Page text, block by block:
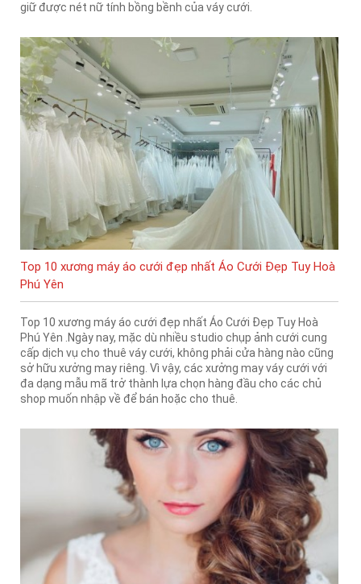
giữ được nét nữ tính bồng bềnh của váy cưới.
Top 10 xương máy áo cưới đẹp nhất Áo Cưới Đẹp Tuy Hoà
Phú Yên
Top 10 xương máy áo cưới đẹp nhất Áo Cưới Đẹp Tuy Hoà
Phú Yên .Ngày nay, mặc dù nhiều studio chụp ảnh cưới cung
cấp dịch vụ cho thuê váy cưới, không phải cửa hàng nào cũng
sở hữu xưởng may riêng. Vì vậy, các xưởng may váy cưới với
đa dạng mẫu mã trở thành lựa chọn hàng đầu cho các chủ
shop muốn nhập về để bán hoặc cho thuê.